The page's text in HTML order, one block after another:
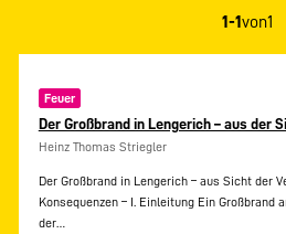
1-1von1
Feuer
Der Großbrand in Lengerich – aus der
Heinz Thomas Striegler
Der Großbrand in Lengerich – aus Sicht der
Konsequenzen – I. Einleitung Ein Großbrand
der…